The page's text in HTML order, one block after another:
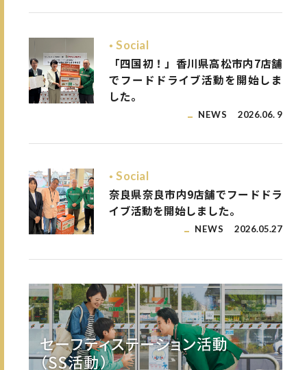
Social
「四国初！」香川県高松市内7店舗
でフードドライブ活動を開始しま
した。
NEWS 2026.06. 9
Social
奈良県奈良市内9店舗でフードドラ
イブ活動を開始しました。
NEWS 2026.05.27